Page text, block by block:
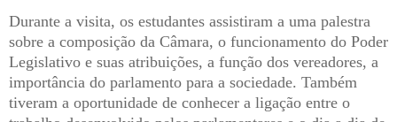
Durante a visita, os estudantes assistiram a uma palestra
sobre a composição da Câmara, o funcionamento do Poder
Legislativo e suas atribuições, a função dos vereadores, a
importância do parlamento para a sociedade. Também
tiveram a oportunidade de conhecer a ligação entre o